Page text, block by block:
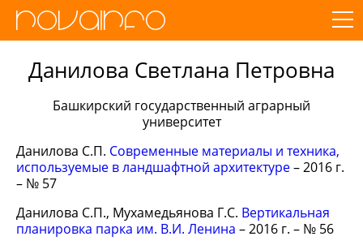
Данилова Светлана Петровна
Башкирский государственный аграрный
университет
Данилова С.П. Современные материалы и техника,
используемые в ландшафтной архитектуре– 2016 г.
– № 57
Данилова С.П., Мухамедьянова Г.С. Вертикальная
планировка парка им. В.И. Ленина – 2016 г. – № 56